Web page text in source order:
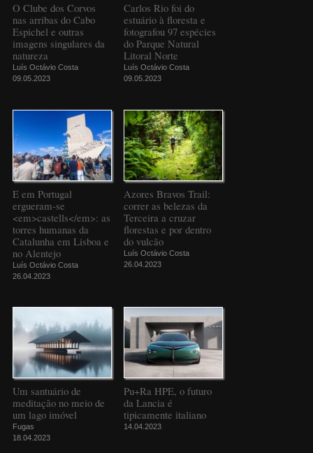
O Clube dos Corvos
nas arribas do Cabo
Espichel e outras
imagens singulares da
natureza
Luís Octávio Costa
09.05.2023
Carlos Rio foi do
estuário à floresta e
fotografou 97 espécies
do Parque Natural
Litoral Norte
Luís Octávio Costa
09.05.2023
E em Portugal
ergueram-se
<em>castells</em>: as
torres humanas da
Catalunha em Lisboa e
no Alentejo
Luís Octávio Costa
26.04.2023
Azores Bravos Trail:
correr as belezas da
Terceira a cruzar
florestas e por dentro
do vulcão
Luís Octávio Costa
26.04.2023
Um santuário de
meditação no meio de
um lago imóvel
Fugas
18.04.2023
Pu+Ra HPE, o futuro
da Lancia é
tipicamente italiano
14.04.2023